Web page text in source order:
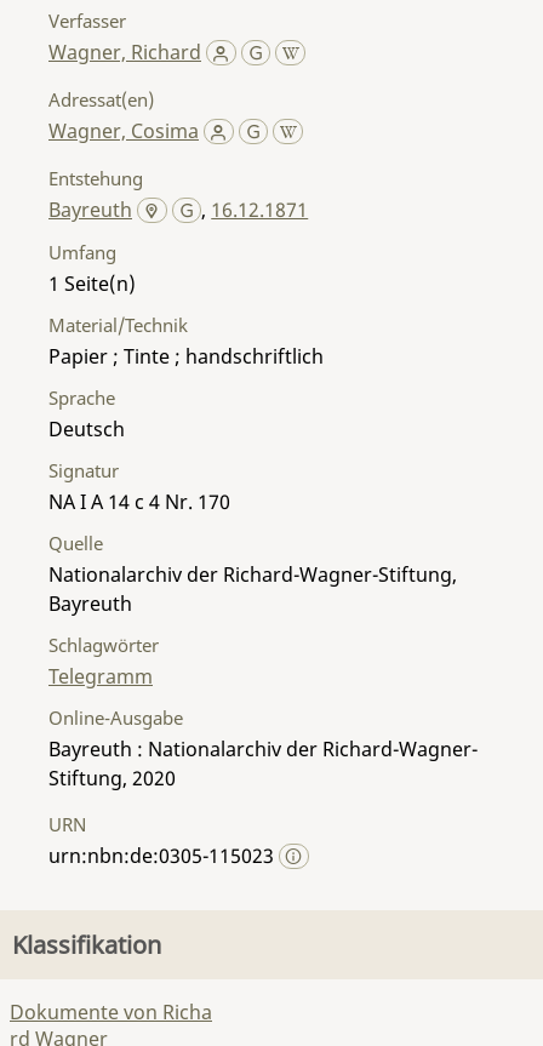
Verfasser
Wagner, Richard
Adressat(en)
Wagner, Cosima
Entstehung
Bayreuth , 16.12.1871
Umfang
1
Material/Technik
Papier ; Tinte ; handschriftlich
Sprache
Deutsch
Signatur
NA I A 14 c 4 Nr. 170
Quelle
Nationalarchiv der Richard-Wagner-Stiftung,
Bayreuth
Schlagwörter
Telegramm
Online-Ausgabe
Bayreuth : Nationalarchiv der Richard-Wagner-
Stiftung, 2020
URN
urn:nbn:de:0305-115023
Klassifikation
Dokumente von Richa
rd Wagner